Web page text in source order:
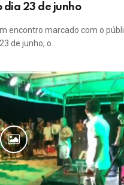
dia 23 de junho
encontro marcado com o
de junho, o…